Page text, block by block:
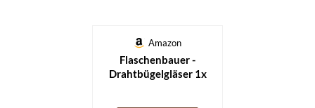
Amazon
Flaschenbauer -
Drahtbügelgläser 1x